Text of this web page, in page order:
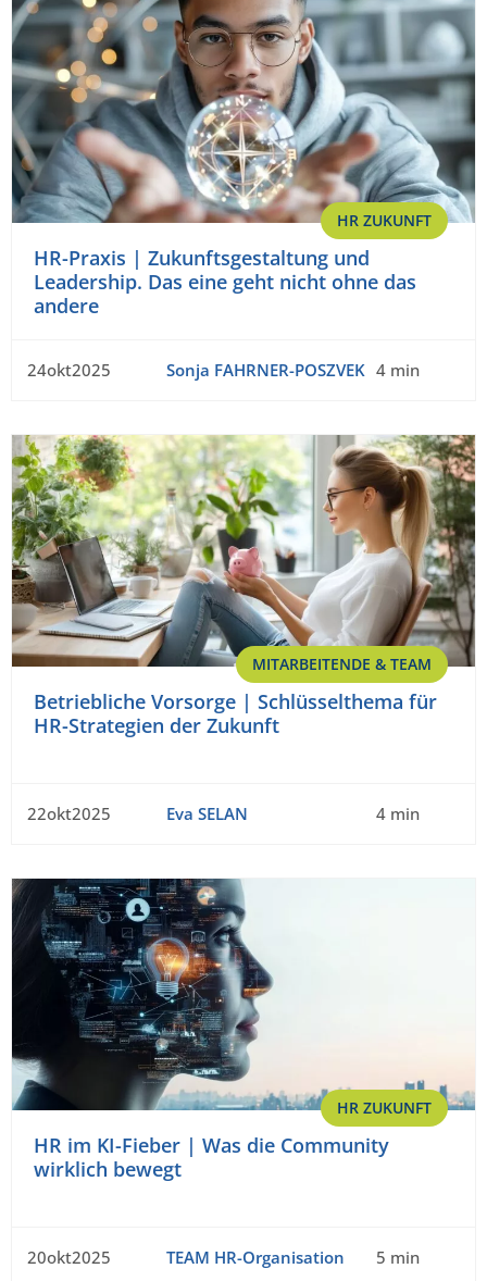
HR ZUKUNFT
HR-Praxis | Zukunftsgestaltung und
Leadership. Das eine geht nicht ohne das
andere
24okt2025 Sonja FAHRNER-POSZVEK 4 min
MITARBEITENDE & TEAM
Betriebliche Vorsorge | Schlüsselthema für
HR-Strategien der Zukunft
22okt2025 Eva SELAN 4 min
HR ZUKUNFT
HR im KI-Fieber | Was die Community
wirklich bewegt
20okt2025 TEAM HR-Organisation 5 min